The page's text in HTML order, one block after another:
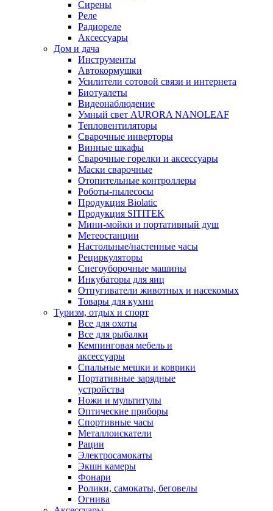
Сирены
Реле
Радиореле
Аксессуары
Дом и дача
Инструменты
Автокормушки
Усилители сотовой связи и интернета
Биотуалеты
Видеонаблюдение
Умный свет AURORA NANOLEAF
Тепловентиляторы
Сварочные инверторы
Винные шкафы
Сварочные горелки и аксессуары
Маски сварочные
Отопительные контроллеры
Роботы-пылесосы
Продукция Biolatic
Продукция SITITEK
Мини-мойки и портативный душ
Метеостанции
Настольные/настенные часы
Рециркуляторы
Снегоуборочные машины
Инкубаторы для яиц
Отпугиватели животных и насекомых
Товары для кухни
Туризм, отдых и спорт
Все для охоты
Все для рыбалки
Кемпинговая мебель и
аксессуары
Спальные мешки и коврики
Портативные зарядные
устройства
Ножи и мультитулы
Оптические приборы
Спортивные часы
Металлоискатели
Рации
Электросамокаты
Экшн камеры
Фонари
Ролики, самокаты, беговелы
Огнива